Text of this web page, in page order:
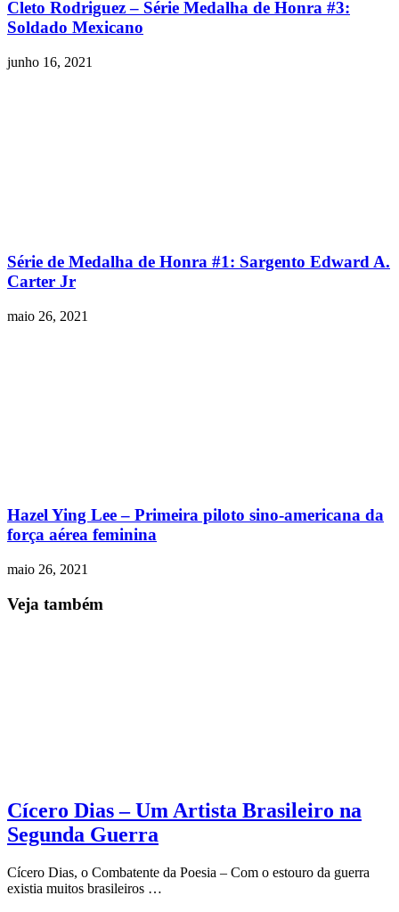
Cleto Rodriguez – Série Medalha de Honra #3:
Soldado Mexicano
junho 16, 2021
Série de Medalha de Honra #1: Sargento Edward A.
Carter Jr
maio 26, 2021
Hazel Ying Lee – Primeira piloto sino-americana da
força aérea feminina
maio 26, 2021
Veja também
Cícero Dias – Um Artista Brasileiro na
Segunda Guerra
Cícero Dias, o Combatente da Poesia – Com o estouro da guerra
existia muitos brasileiros …